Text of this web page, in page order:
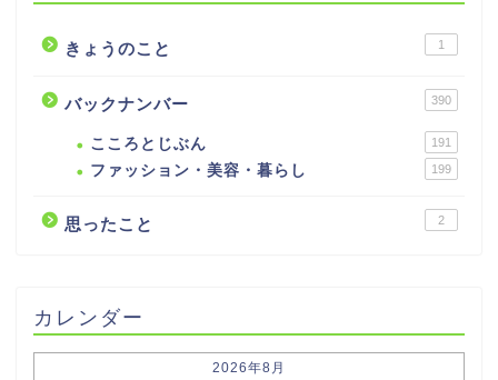
きょうのこと 1
バックナンバー 390
こころとじぶん 191
ファッション・美容・暮らし 199
思ったこと 2
カレンダー
2026年8月